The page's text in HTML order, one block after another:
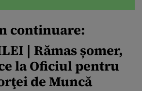
continuare:
| Rămas șomer,
la Oficiul pentru
de Muncă